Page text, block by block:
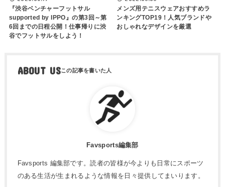
『渋谷ベンチャーフットサル
supported by IPPO』の第3回～第
6回までの日程公開！仕事帰りに渋
谷でフットサルをしよう！
メンズ用テニスウェアおすすめラ
ンキングTOP19！人気ブランドや
おしゃれなデザインを厳選
ABOUT US
Favsports編集部
Favsports 編集部です。読者の皆様が今よりも日常にスポーツ
のある生活が生まれるような情報を日々提供してまいります。